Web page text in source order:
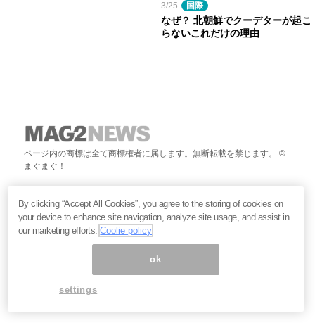
3/25 国際
なぜ？ 北朝鮮でクーデターが起こ
らないこれだけの理由
ページ内の商標は全て商標権者に属します。無断転載を禁じます。 ©
まぐまぐ！
By clicking “Accept All Cookies”, you agree to the storing of cookies on
your device to enhance site navigation, analyze site usage, and assist in
our marketing efforts.Coolie policy
ok
settings